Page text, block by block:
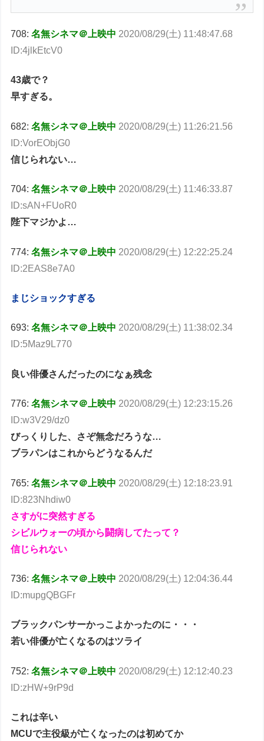
708:名無シネマ＠上映中 2020/08/29(土) 11:48:47.68
ID:4jlkEtcV0
43歳で？
早すぎる。
682:名無シネマ＠上映中 2020/08/29(土) 11:26:21.56
ID:VorEObjG0
信じられない…
704:名無シネマ＠上映中 2020/08/29(土) 11:46:33.87
ID:sAN+FUoR0
陛下マジかよ…
774:名無シネマ＠上映中 2020/08/29(土) 12:22:25.24
ID:2EAS8e7A0
まじショックすぎる
693:名無シネマ＠上映中 2020/08/29(土) 11:38:02.34
ID:5Maz9L770
良い俳優さんだったのになぁ残念
776:名無シネマ＠上映中 2020/08/29(土) 12:23:15.26
ID:w3V29/dz0
びっくりした、さぞ無念だろうな…
ブラパンはこれからどうなるんだ
765:名無シネマ＠上映中 2020/08/29(土) 12:18:23.91
ID:823Nhdiw0
さすがに突然すぎる
シビルウォーの頃から闘病してたって？
信じられない
736:名無シネマ＠上映中 2020/08/29(土) 12:04:36.44
ID:mupgQBGFr
ブラックパンサーかっこよかったのに・・・
若い俳優が亡くなるのはツライ
752:名無シネマ＠上映中 2020/08/29(土) 12:12:40.23
ID:zHW+9rP9d
これは辛い
MCUで主役級が亡くなったのは初めてか